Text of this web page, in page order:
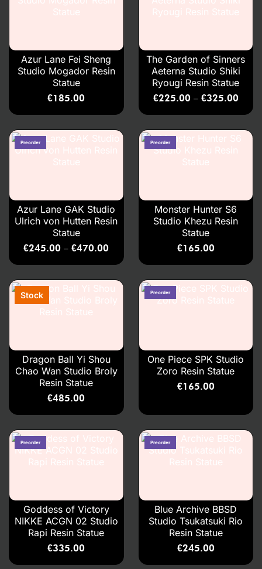
Azur Lane Fei Sheng
Studio Mogador Resin
Statue
€185.00
The Garden of Sinners
Aeterna Studio Shiki
Ryougi Resin Statue
€225.00 – €325.00
Azur Lane GAK Studio
Ulrich von Hutten Resin
Statue
€245.00 – €470.00
Monster Hunter S6
Studio Khezu Resin
Statue
€165.00
Dragon Ball Yi Shou
Chao Wan Studio Broly
Resin Statue
€485.00
One Piece SPK Studio
Zoro Resin Statue
€165.00
Goddess of Victory
NIKKE ACGN 02 Studio
Rapi Resin Statue
€335.00
Blue Archive BBSD
Studio Tsukatsuki Rio
Resin Statue
€245.00